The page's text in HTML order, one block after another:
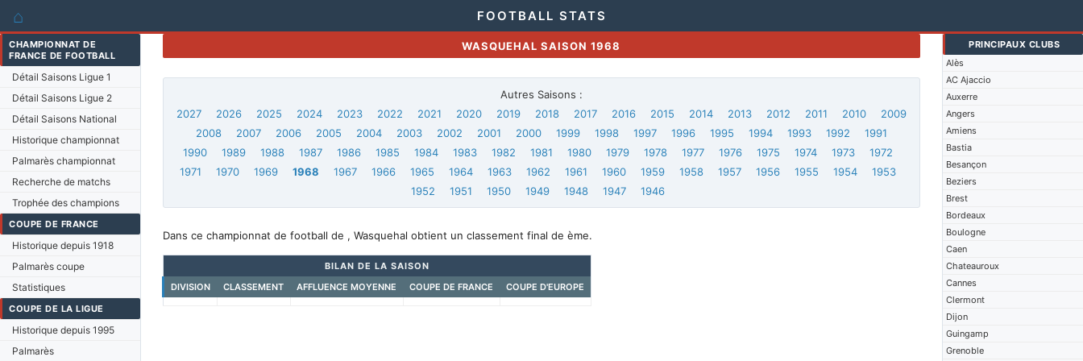
⌂ FOOTBALL STATS
CHAMPIONNAT DE
FRANCE DE FOOTBALL
Détail Saisons Ligue 1
Détail Saisons Ligue 2
Détail Saisons National
Historique championnat
Palmarès championnat
Recherche de matchs
Trophée des champions
COUPE DE FRANCE
Historique depuis 1918
Palmarès coupe
Statistiques
COUPE DE LA LIGUE
Historique depuis 1995
Palmarès
PRINCIPAUX CLUBS
Alès
AC Ajaccio
Auxerre
Angers
Amiens
Bastia
Besançon
Beziers
Brest
Bordeaux
Boulogne
Caen
Chateauroux
Cannes
Clermont
Dijon
Guingamp
Grenoble
WASQUEHAL SAISON 1968
Autres Saisons :
2027
2026 2025 2024 2023 2022 2021 2020 2019 2018 2017 2016 2015 2014 2013 2012 2011 2010
2009
2008
2007 2006 2005 2004 2003 2002 2001 2000 1999 1998 1997 1996 1995 1994 1993 1992
1991
1990
1989 1988 1987 1986 1985 1984 1983 1982 1981 1980 1979 1978 1977 1976 1975 1974 1973
1972
1971
1970 1969 1968 1967 1966 1965 1964 1963 1962 1961 1960 1959 1958 1957 1956 1955 1954
1953
1952
1951 1950 1949 1948 1947 1946
Dans ce championnat de football de , Wasquehal obtient un classement final de ème.
BILAN DE LA SAISON
DIVISION
CLASSEMENT AFFLUENCE MOYENNE COUPE DE FRANCE COUPE D'EUROPE